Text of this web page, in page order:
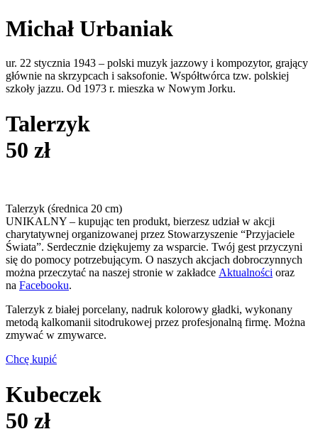
Michał Urbaniak
ur. 22 stycznia 1943 – polski muzyk jazzowy i kompozytor, grający
głównie na skrzypcach i saksofonie. Współtwórca tzw. polskiej
szkoły jazzu. Od 1973 r. mieszka w Nowym Jorku.
Talerzyk
50 zł
Talerzyk (średnica 20 cm)
UNIKALNY – kupując ten produkt, bierzesz udział w akcji
charytatywnej organizowanej przez Stowarzyszenie “Przyjaciele
Świata”. Serdecznie dziękujemy za wsparcie. Twój gest przyczyni
się do pomocy potrzebującym. O naszych akcjach dobroczynnych
można przeczytać na naszej stronie w zakładce Aktualności oraz
na Facebooku.
Talerzyk z białej porcelany, nadruk kolorowy gładki, wykonany
metodą kalkomanii sitodrukowej przez profesjonalną firmę. Można
zmywać w zmywarce.
Chcę kupić
Kubeczek
50 zł